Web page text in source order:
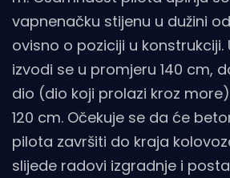
vapnenačku stijenu u dužini
ovisno o poziciji u
izvodi se u promjeru 140 cm,
dio (dio koji prolazi kroz
120 cm. Očekuje se da će
pilota završiti do kraja
slijede radovi izgradnje i